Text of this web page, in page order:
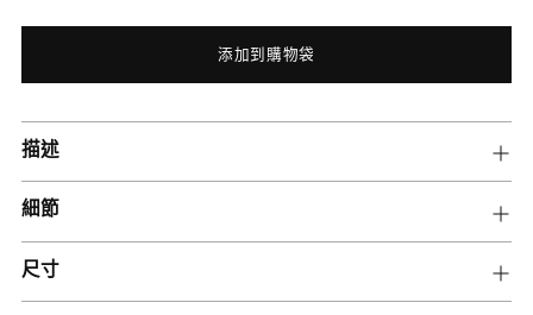
添加到購物袋
將
產
品
添
加
到
您
描述
細節
尺寸